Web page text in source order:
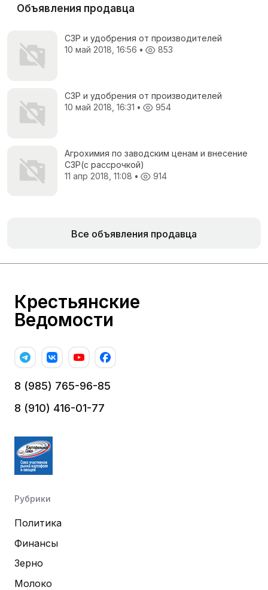
Объявления продавца
СЗР и удобрения от производителей
10 май 2018, 16:56 • 853
СЗР и удобрения от производителей
10 май 2018, 16:31 • 954
Агрохимия по заводским ценам и внесение
СЗР(с рассрочкой)
11 апр 2018, 11:08 • 914
Все объявления продавца
Крестьянские
Ведомости
8 (985) 765-96-85
8 (910) 416-01-77
Рубрики
Политика
Финансы
Зерно
Молоко